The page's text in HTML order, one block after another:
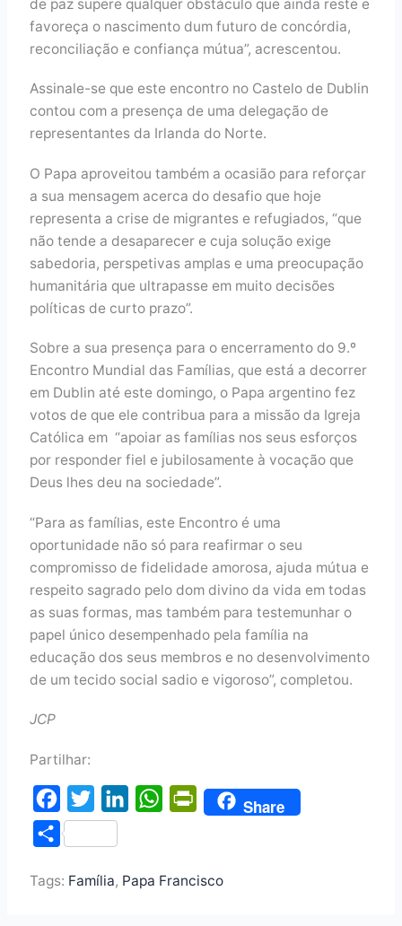
de paz supere qualquer obstáculo que ainda reste e
favoreça o nascimento dum futuro de concórdia,
reconciliação e confiança mútua”, acrescentou.
Assinale-se que este encontro no Castelo de Dublin
contou com a presença de uma delegação de
representantes da Irlanda do Norte.
O Papa aproveitou também a ocasião para reforçar
a sua mensagem acerca do desafio que hoje
representa a crise de migrantes e refugiados, “que
não tende a desaparecer e cuja solução exige
sabedoria, perspetivas amplas e uma preocupação
humanitária que ultrapasse em muito decisões
políticas de curto prazo”.
Sobre a sua presença para o encerramento do 9.º
Encontro Mundial das Famílias, que está a decorrer
em Dublin até este domingo, o Papa argentino fez
votos de que ele contribua para a missão da Igreja
Católica em “apoiar as famílias nos seus esforços
por responder fiel e jubilosamente à vocação que
Deus lhes deu na sociedade”.
“Para as famílias, este Encontro é uma
oportunidade não só para reafirmar o seu
compromisso de fidelidade amorosa, ajuda mútua e
respeito sagrado pelo dom divino da vida em todas
as suas formas, mas também para testemunhar o
papel único desempenhado pela família na
educação dos seus membros e no desenvolvimento
de um tecido social sadio e vigoroso”, completou.
JCP
Partilhar:
a
c
e
w
i
t
k
W
t
P
n
Share
S
a
Tags: Família, Papa Francisco